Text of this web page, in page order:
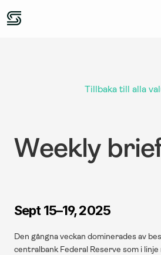
Tillbaka till alla
Weekly
Sept 15–19, 2025
Den gångna veckan dominerades av
centralbank Federal Reserve som i